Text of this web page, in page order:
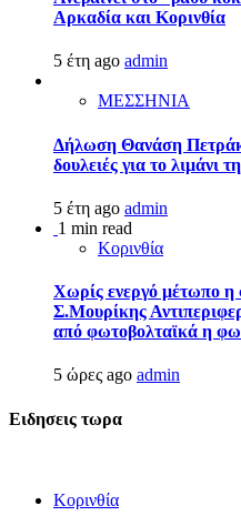
Αρκαδία και Κορινθία
5 έτη ago admin
ΜΕΣΣΗΝΙΑ
Δήλωση Θανάση
δουλειές για το λιμάνι
5 έτη ago admin
1 min read
Κορινθία
Χωρίς ενεργό μέτωπο η
Σ.Μουρίκης
από φωτοβολταϊκά η
5 ώρες ago admin
Ειδησεις τωρα
Κορινθία